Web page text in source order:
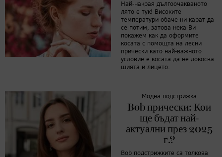
Най-накрая дългоочакваното
лято е тук! Високите
температури обаче ни карат да
се потим, затова нека Ви
покажем как да оформите
косата с помощта на лесни
прически като най-важното
условие е косата да не докосва
шията и лицето.
Модна подстрижка
Bob прически: Кои
ще бъдат най-
актуални през 2025
г.?
Bob подстрижките са толкова